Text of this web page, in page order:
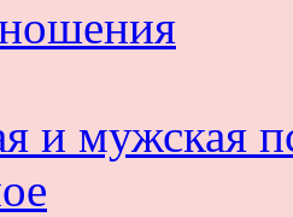
и мужская